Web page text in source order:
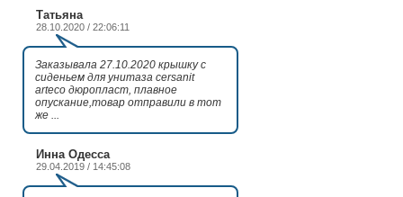
Татьяна
28.10.2020 / 22:06:11
Заказывала 27.10.2020 крышку с
сиденьем для унитаза cersanit
arteco дюропласт, плавное
опускание,товар отправили в тот
же ...
Инна Одесса
29.04.2019 / 14:45:08